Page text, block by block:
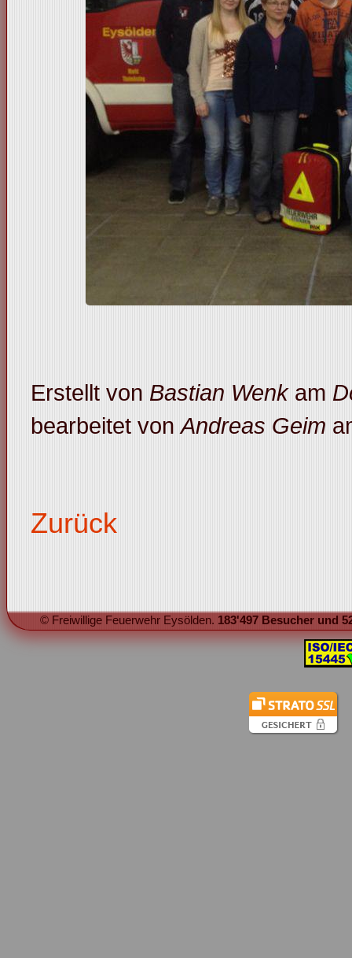
Erstellt von Bastian Wenkam
bearbeitet vonAndreas Geim
Zurück
© Freiwillige Feuerwehr Eysölden. 183'497 Besucher und